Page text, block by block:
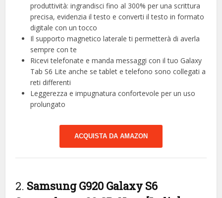
produttività: ingrandisci fino al 300% per una scrittura
precisa, evidenzia il testo e converti il testo in formato
digitale con un tocco
Il supporto magnetico laterale ti permetterà di averla
sempre con te
Ricevi telefonate e manda messaggi con il tuo Galaxy
Tab S6 Lite anche se tablet e telefono sono collegati a
reti differenti
Leggerezza e impugnatura confortevole per un uso
prolungato
ACQUISTA DA AMAZON
2. Samsung G920 Galaxy S6